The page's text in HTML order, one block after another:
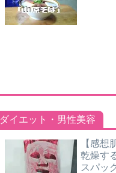
ダイエット・男性美容
【感想
乾燥す
スパッ